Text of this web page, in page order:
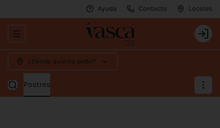
Ayuda Contacto Locales
Abrir menu de navegación Login
¿Dónde quieres pedir?
Postres